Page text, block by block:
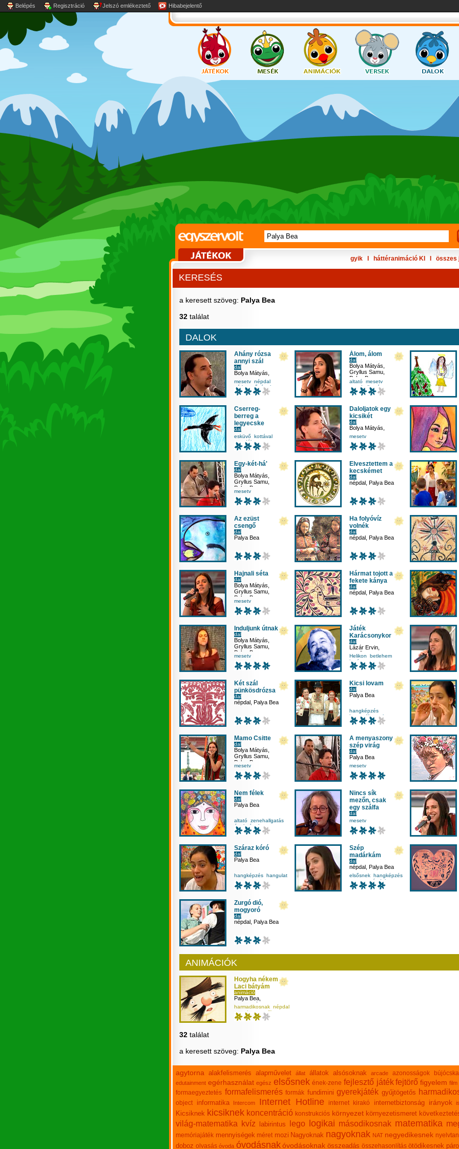
Belépés Regisztráció Jelszó emlékeztető Hibabejelentő
gyik háttéranimáció KI összes
KERESÉS
a keresett szöveg: Palya Bea
32 találat
DALOK
Ahány rózsa
annyi szál
dal
Bolya Mátyás
Gryllus Samu
Palya Bea
mesetv népdal
párkereső
ének-zene
Álom, álom
dal
Bolya Mátyás
Gryllus Samu
Palya Bea
altató mesetv
zenehallgatás
ének-zene
Cserreg-
berreg a
legyecske
dal
Palya Bea
esküvő kottával
mondóka
másodikosnak
Daloljatok egy
kicsikét
dal
Bolya Mátyás
Gryllus Samu
Palya Bea
mesetv
Egy-két-há'
dal
Bolya Mátyás
Gryllus Samu
Palya Bea
mesetv
Elvesztettem a
kecskémet
dal
népdal Palya Bea
Az ezüst
csengő
dal
Palya Bea
Ha folyóvíz
volnék
dal
népdal Palya Bea
Hajnali séta
dal
Bolya Mátyás
Gryllus Samu
Palya Bea
mesetv
Hármat tojott a
fekete kánya
dal
népdal Palya Bea
Induljunk útnak
dal
Bolya Mátyás
Gryllus Samu
Palya Bea
mesetv
Játék
Karácsonykor
dal
Lázár Ervin
Sebő Ferenc ,
Palya Bea
Helikon
betlehem
karácsony
környezetismeret
Két szál
pünkösdrózsa
dal
népdal Palya Bea
Kicsi lovam
dal
Palya Bea
hangképzés
harmadikosnak
kottával
népdal
Mamo Csitte
dal
Bolya Mátyás
Gryllus Samu
Palya Bea
mesetv
A menyaszony
szép virág
dal
Palya Bea
mesetv
Nem félek
dal
Palya Bea
altató zenehallgatás
ének ének-zene
Nincs sík
mezőn, csak
egy szálfa
dal
Balassi Bálint
Palya Bea
Sebő Ferenc
mesetv
Száraz kóró
dal
Palya Bea
hangképzés hangulat
mesetv
taps
Szép
madárkám
dal
népdal Palya Bea
elsősnek hangképzés
mesetv
népdal
Zurgó dió,
mogyoró
dal
népdal Palya Bea
ANIMÁCIÓK
Hogyha nékem
Laci bátyám
animáció
Palya Bea
Gelley Bálint
harmadikosnak népdal
szerelem versfilm
32 találat
a keresett szöveg: Palya Bea
agytorna alakfelismerés alapművelet állat állatok alsósoknak arcade azonosságok bújócska
edutainment egérhasználat egész elsősnek ének-zene fejlesztő játék fejtörő figyelem film
formaegyeztetés formafelismerés formák fundimini gyerekjáték gyűjtögetős
object
informatika Intercom Internet Hotline internet kirakó internetbiztonság irányok
Kicsiknek kicsiknek koncentráció konstrukciós környezet környezetismeret
világ-matematika kvíz labirintus lego logikai másodikosnak matematika
memóriajáték mennyiségek méret mozi Nagyoknak nagyoknak NAT negyedikesnek nyelvtan
doboz olvasás óvoda óvodásnak óvodásoknak összeadás összehasonlítás ötödikesnek